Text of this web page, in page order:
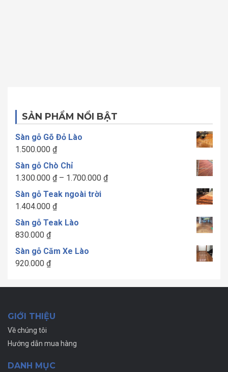
SẢN PHẨM NỔI BẬT
Sàn gỗ Gõ Đỏ Lào
1.500.000 ₫
Sàn gỗ Chò Chỉ
1.300.000 ₫ – 1.700.000 ₫Khoảng
Sàn gỗ Teak ngoài trời
1.404.000 ₫
Sàn gỗ Teak Lào
830.000 ₫
Sàn gỗ Căm Xe Lào
920.000 ₫
GIỚI THIỆU
Về chúng tôi
Hướng dẫn mua hàng
DANH MỤC